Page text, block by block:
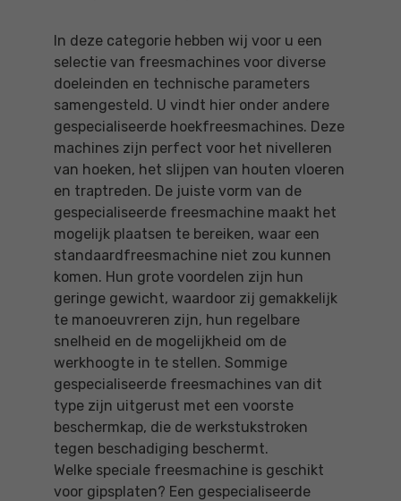
In deze categorie hebben wij voor u een
selectie van freesmachines voor diverse
doeleinden en technische parameters
samengesteld. U vindt hier onder andere
gespecialiseerde hoekfreesmachines. Deze
machines zijn perfect voor het nivelleren
van hoeken, het slijpen van houten vloeren
en traptreden. De juiste vorm van de
gespecialiseerde freesmachine maakt het
mogelijk plaatsen te bereiken, waar een
standaardfreesmachine niet zou kunnen
komen. Hun grote voordelen zijn hun
geringe gewicht, waardoor zij gemakkelijk
te manoeuvreren zijn, hun regelbare
snelheid en de mogelijkheid om de
werkhoogte in te stellen. Sommige
gespecialiseerde freesmachines van dit
type zijn uitgerust met een voorste
beschermkap, die de werkstukstroken
tegen beschadiging beschermt.
Welke speciale freesmachine is geschikt
voor gipsplaten? Een gespecialiseerde